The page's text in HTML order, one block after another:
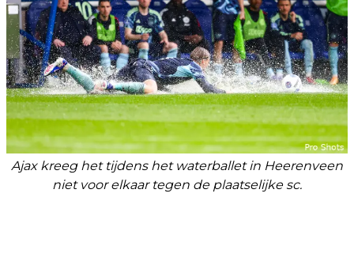
Ajax kreeg het tijdens het waterballet in Heerenveen
niet voor elkaar tegen de plaatselijke sc.